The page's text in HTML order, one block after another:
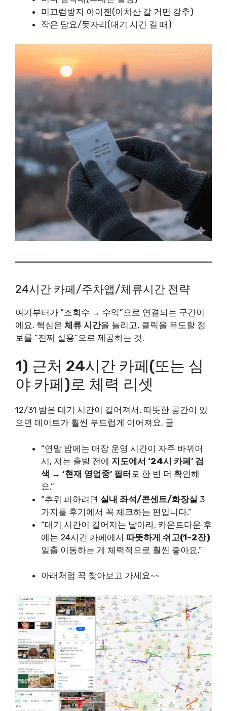
미끄럼방지 아이젠(아차산 갈 거면 강추)
작은 담요/돗자리(대기 시간 길 때)
24시간 카페/주차앱/체류시간 전략
여기부터가 “조회수 → 수익”으로 연결되는 구간이
에요. 핵심은 체류 시간을 늘리고, 클릭을 유도할 정
보를 “진짜 실용”으로 제공하는 것.
1) 근처 24시간 카페(또는 심
야 카페)로 체력 리셋
12/31 밤은 대기 시간이 길어져서, 따뜻한 공간이 있
으면 데이트가 훨씬 부드럽게 이어져요. 글
“연말 밤에는 매장 운영 시간이 자주 바뀌어
서, 저는 출발 전에 지도에서 ‘24시 카페’ 검
색 → ‘현재 영업중’ 필터 로 한 번 더 확인해
요.”
“추위 피하려면 실내 좌석/콘센트/화장실 3
가지를 후기에서 꼭 체크하는 편입니다.”
“대기 시간이 길어지는 날이라, 카운트다운 후
에는 24시간 카페에서 따뜻하게 쉬고(1~2잔)
일출 이동하는 게 체력적으로 훨씬 좋아요.”
아래처럼 꼭 찾아보고 가세요~~